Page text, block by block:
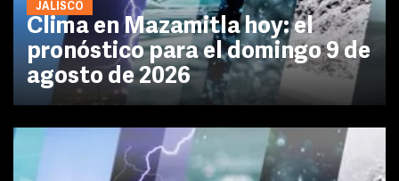
JALISCO
Clima en Mazamitla hoy: el
pronóstico para el domingo 9 de
agosto de 2026